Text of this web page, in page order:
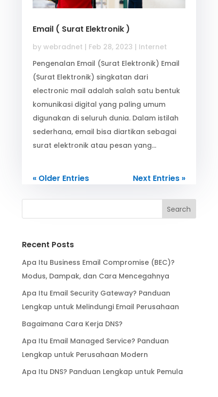
Email ( Surat Elektronik )
by webradnet | Feb 28, 2023 | Internet
Pengenalan Email (Surat Elektronik) Email
(Surat Elektronik) singkatan dari
electronic mail adalah salah satu bentuk
komunikasi digital yang paling umum
digunakan di seluruh dunia. Dalam istilah
sederhana, email bisa diartikan sebagai
surat elektronik atau pesan yang…
« Older Entries Next Entries »
Search
Recent Posts
Apa Itu Business Email Compromise (BEC)?
Modus, Dampak, dan Cara Mencegahnya
Apa Itu Email Security Gateway? Panduan
Lengkap untuk Melindungi Email Perusahaan
Bagaimana Cara Kerja DNS?
Apa Itu Email Managed Service? Panduan
Lengkap untuk Perusahaan Modern
Apa Itu DNS? Panduan Lengkap untuk Pemula